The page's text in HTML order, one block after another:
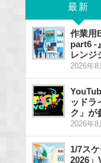
最新
作業用
part6 -
レンジ
2026年8
ッドラ
ク」が
2026年8
1/7ス
2026」